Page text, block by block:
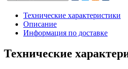
Технические характеристики
Описание
Информация по доставке
Технические